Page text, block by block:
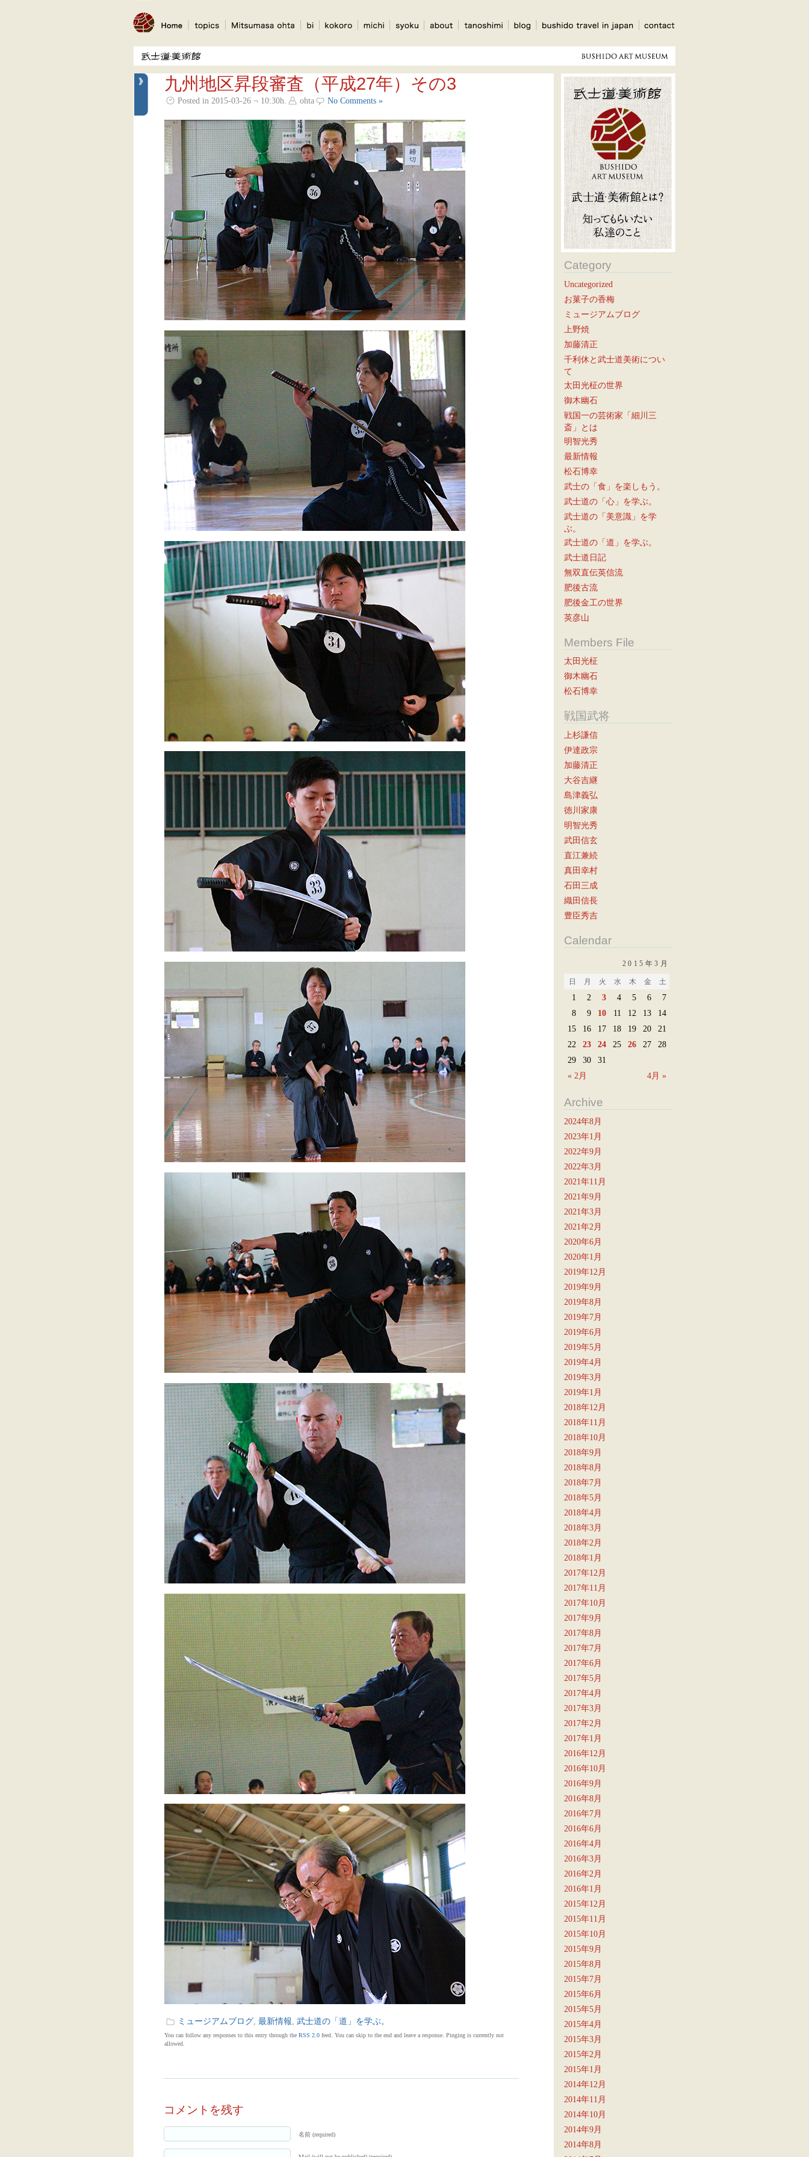
九州地区昇段審査（平成27年）その3
Posted in 2015-03-26 ¬ 10:30h. ohta No Comments »
ミュージアムブログ 最新情報 武士道の「道」を学ぶ。
You can follow any responses to this entry through the RSS 2.0 feed. You can skip to the end and leave a response. Pinging is currently not
allowed.
コメントを残す
名前 (required)
Category
Uncategorized
お菓子の香梅
ミュージアムブログ
上野焼
加藤清正
千利休と武士道美術につい
て
太田光柾の世界
御木幽石
戦国一の芸術家「細川三
斎」とは
明智光秀
最新情報
松石博幸
武士の「食」を楽しもう。
武士道の「心」を学ぶ。
武士道の「美意識」を学
ぶ。
武士道の「道」を学ぶ。
武士道日記
無双直伝英信流
肥後古流
肥後金工の世界
英彦山
Members File
太田光柾
御木幽石
松石博幸
戦国武将
上杉謙信
伊達政宗
加藤清正
大谷吉継
島津義弘
徳川家康
明智光秀
武田信玄
直江兼続
真田幸村
石田三成
織田信長
豊臣秀吉
Calendar
2015年3月
日 月 火 水 木 金 土
« 2月 4月 »
1 2 3 4 5 6
7
8
9 10 11 12 13
14
15
16 17 18 19 20
21
22
23 24 25 26 27
28
29
30 31
Archive
2024年8月
2023年1月
2022年9月
2022年3月
2021年11月
2021年9月
2021年3月
2021年2月
2020年6月
2020年1月
2019年12月
2019年9月
2019年8月
2019年7月
2019年6月
2019年5月
2019年4月
2019年3月
2019年1月
2018年12月
2018年11月
2018年10月
2018年9月
2018年8月
2018年7月
2018年5月
2018年4月
2018年3月
2018年2月
2018年1月
2017年12月
2017年11月
2017年10月
2017年9月
2017年8月
2017年7月
2017年6月
2017年5月
2017年4月
2017年3月
2017年2月
2017年1月
2016年12月
2016年10月
2016年9月
2016年8月
2016年7月
2016年6月
2016年4月
2016年3月
2016年2月
2016年1月
2015年12月
2015年11月
2015年10月
2015年9月
2015年8月
2015年7月
2015年6月
2015年5月
2015年4月
2015年3月
2015年2月
2015年1月
2014年12月
2014年11月
2014年10月
2014年9月
2014年8月